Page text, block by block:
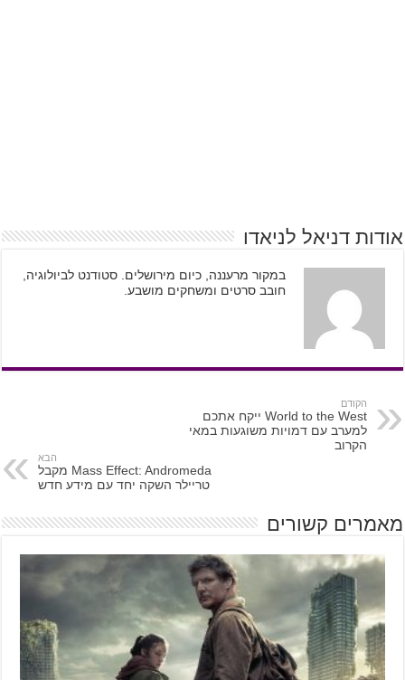
אודות דניאל לניאדו
במקור מרעננה, כיום מירושלים. סטודנט לביולוגיה,
חובב סרטים ומשחקים מושבע.
הקודם
World to the West ייקח אתכם
למערב עם דמויות משוגעות במאי
הקרוב
הבא
Mass Effect: Andromeda מקבל
טריילר השקה יחד עם מידע חדש
מאמרים קשורים